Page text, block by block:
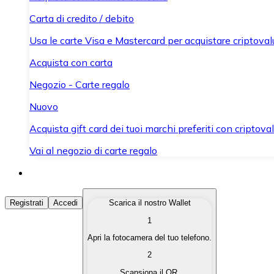
Carta di credito / debito
Usa le carte Visa e Mastercard per acquistare
Acquista con carta
Negozio - Carte regalo
Nuovo
Acquista gift card dei tuoi marchi preferiti con
Vai al negozio di carte regalo
Acquista Criptovalute
Acquista le criptovalute che ti interessano in modo
Converti le tue criptovalute in valuta fiat quando ne hai
Registrati Accedi
Scarica il nostro Wallet
1
Apri la fotocamera del tuo telefono.
2